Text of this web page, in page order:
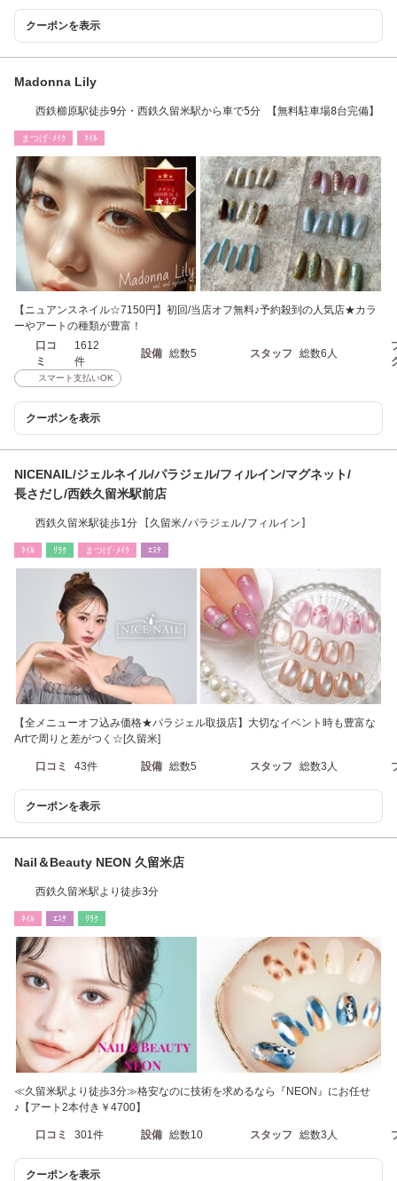
クーポンを表示
Madonna Lily
西鉄櫛原駅徒歩9分・西鉄久留米駅から車で5分 【無料駐車場8台完備】
まつげ･ﾒｲｸ ﾈｲﾙ
【ニュアンスネイル☆7150円】初回/当店オフ無料♪予約殺到の人気店★カラ
ーやアートの種類が豊富！
口コ
ミ
1612
件
設備 総数5 スタッフ 総数6人
スマート支払いOK
クーポンを表示
NICENAIL/ジェルネイル/パラジェル/フィルイン/マグネット/
長さだし/西鉄久留米駅前店
西鉄久留米駅徒歩1分 [久留米/パラジェル/フィルイン]
ﾈｲﾙ ﾘﾗｸ まつげ･ﾒｲｸ ｴｽﾃ
【全メニューオフ込み価格★パラジェル取扱店】大切なイベント時も豊富な
Artで周りと差がつく☆[久留米]
口コミ 43件 設備 総数5 スタッフ 総数3人
クーポンを表示
Nail＆Beauty NEON 久留米店
西鉄久留米駅より徒歩3分
ﾈｲﾙ ｴｽﾃ ﾘﾗｸ
≪久留米駅より徒歩3分≫格安なのに技術を求めるなら『NEON』にお任せ
♪【アート2本付き￥4700】
口コミ 301件 設備 総数10 スタッフ 総数3人
クーポンを表示